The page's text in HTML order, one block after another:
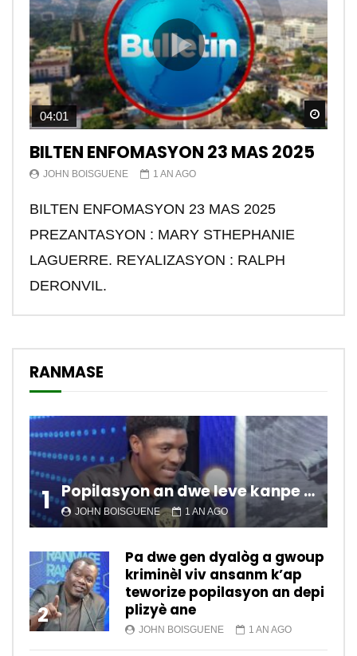
04:01
BILTEN ENFOMASYON 23 MAS 2025
JOHN BOISGUENE 1 AN AGO
BILTEN ENFOMASYON 23 MAS 2025
PREZANTASYON : MARY STHEPHANIE
LAGUERRE. REYALIZASYON : RALPH
DERONVIL.
RANMASE
1 Popilasyon an dwe leve kanpe pou chanje sitiyasyon kawotik l’ap viv nan peyi a.
JOHN BOISGUENE 1 AN AGO
2
Pa dwe gen dyalòg a gwoup
kriminèl viv ansanm k’ap
teworize popilasyon an depi
plizyè ane
JOHN BOISGUENE 1 AN AGO